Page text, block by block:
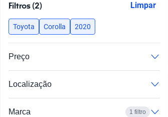
Busque por ano
Busque por marca
Busque por versão
Busque por ano
Filtros (2) Limpar
Toyota Corolla 2020
Preço
Localização
Marca 1 filtro